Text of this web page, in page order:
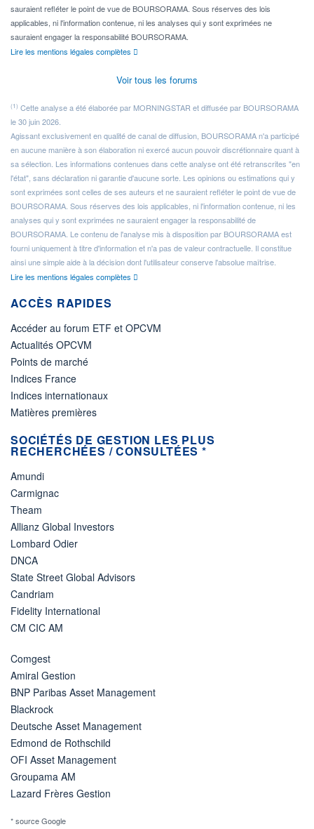
sauraient refléter le point de vue de BOURSORAMA. Sous réserves des lois
applicables, ni l'information contenue, ni les analyses qui y sont exprimées ne
sauraient engager la responsabilité BOURSORAMA.
Lire les mentions légales complètes
Voir tous les forums
(1) Cette analyse a été élaborée par MORNINGSTAR et diffusée par BOURSORAMA
le 30 juin 2026.
Agissant exclusivement en qualité de canal de diffusion, BOURSORAMA n'a participé
en aucune manière à son élaboration ni exercé aucun pouvoir discrétionnaire quant à
sa sélection. Les informations contenues dans cette analyse ont été retranscrites "en
l'état", sans déclaration ni garantie d'aucune sorte. Les opinions ou estimations qui y
sont exprimées sont celles de ses auteurs et ne sauraient refléter le point de vue de
BOURSORAMA. Sous réserves des lois applicables, ni l'information contenue, ni les
analyses qui y sont exprimées ne sauraient engager la responsabilité de
BOURSORAMA. Le contenu de l'analyse mis à disposition par BOURSORAMA est
fourni uniquement à titre d'information et n'a pas de valeur contractuelle. Il constitue
ainsi une simple aide à la décision dont l'utilisateur conserve l'absolue maîtrise.
Lire les mentions légales complètes
ACCÈS RAPIDES
Accéder au forum ETF et OPCVM
Actualités OPCVM
Points de marché
Indices France
Indices internationaux
Matières premières
SOCIÉTÉS DE GESTION LES PLUS
RECHERCHÉES / CONSULTÉES *
Amundi
Carmignac
Theam
Allianz Global Investors
Lombard Odier
DNCA
State Street Global Advisors
Candriam
Fidelity International
CM CIC AM
Comgest
Amiral Gestion
BNP Paribas Asset Management
Blackrock
Deutsche Asset Management
Edmond de Rothschild
OFI Asset Management
Groupama AM
Lazard Frères Gestion
* source Google